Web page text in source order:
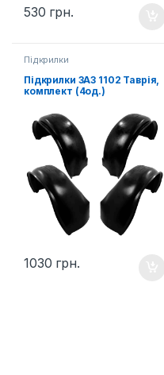
530 грн.
Підкрилки
Підкрилки ЗАЗ 1102 Таврія,
комплект (4од.)
1030 грн.